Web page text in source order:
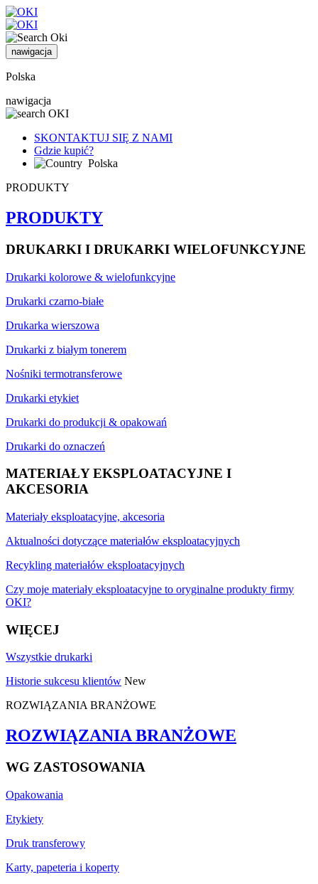
nawigacja
Polska
nawigacja
SKONTAKTUJ SIĘ Z NAMI
Gdzie kupić?
Polska
PRODUKTY
PRODUKTY
DRUKARKI I DRUKARKI WIELOFUNKCYJNE
Drukarki kolorowe & wielofunkcyjne
Drukarki czarno-białe
Drukarka wierszowa
Drukarki z białym tonerem
Nośniki termotransferowe
Drukarki etykiet
Drukarki do produkcji & opakowań
Drukarki do oznaczeń
MATERIAŁY EKSPLOATACYJNE I
AKCESORIA
Materiały eksploatacyjne, akcesoria
Aktualności dotyczące materiałów eksploatacyjnych
Recykling materiałów eksploatacyjnych
Czy moje materiały eksploatacyjne to oryginalne produkty firmy
OKI?
WIĘCEJ
Wszystkie drukarki
Historie sukcesu klientów New
ROZWIĄZANIA BRANŻOWE
ROZWIĄZANIA BRANŻOWE
WG ZASTOSOWANIA
Opakowania
Etykiety
Druk transferowy
Karty, papeteria i koperty